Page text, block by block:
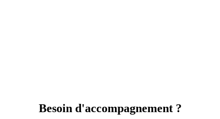
Besoin d'accompagnement ?